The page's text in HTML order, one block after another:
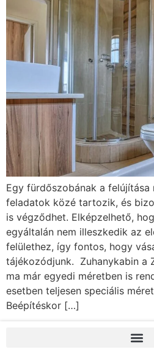
Egy fürdőszobának a felújítása
feladatok közé tartozik, és
is végződhet. Elképzelhető,
egyáltalán nem illeszkedik az
felülethez, így fontos, hogy
tájékozódjunk. Zuhanykabin a
ma már egyedi méretben is
esetben teljesen speciális
Beépítéskor […]